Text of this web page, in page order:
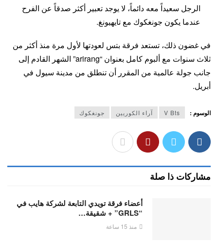
الرجل سعيداً معه دائماً، لا يوجد تعبير أكثر صدقاً عن الفرح
عندما يكون جونغكوك مع تايهيونغ.
في غضون ذلك، تستعد فرقة بتس لعودتها لأول مرة منذ أكثر من
ثلاث سنوات مع ألبوم كامل بعنوان “arirang” الشهر القادم إلى
جانب جولة عالمية من المقرر أن تنطلق من مدينة سيول في
أبريل.
الوسوم : V Bts آراء الكوريين جونغكوك
مشاركات ذا صلة
أعضاء فرقة تويدي التابعة لشركة هايب في
“GRLS” + شقيقة…
منذ 15 ساعة